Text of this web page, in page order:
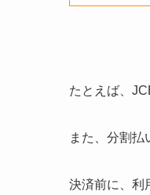
たとえば、
また、分割払
決済前に、利